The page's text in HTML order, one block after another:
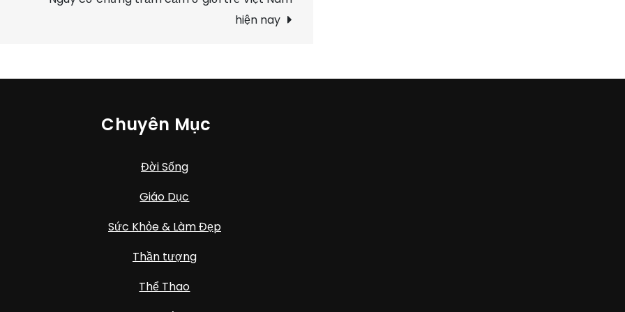
hiện nay
Chuyên Mục
Đời Sống
Giáo Dục
Sức Khỏe & Làm Đẹp
Thần tượng
Thể Thao